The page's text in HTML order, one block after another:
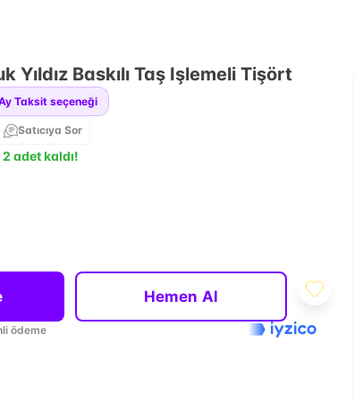
Yıldız Baskılı Taş Işlemeli Tişört
Taksit seçeneği
Satıcıya Sor
adet kaldı!
Hemen Al
ödeme